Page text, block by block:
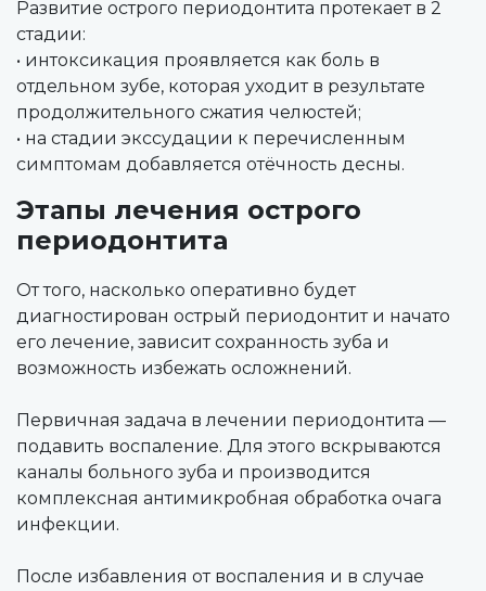
Развитие острого периодонтита протекает в 2
стадии:
• интоксикация проявляется как боль в
отдельном зубе, которая уходит в результате
продолжительного сжатия челюстей;
• на стадии экссудации к перечисленным
симптомам добавляется отёчность десны.
Этапы лечения острого
периодонтита
От того, насколько оперативно будет
диагностирован острый периодонтит и начато
его лечение, зависит сохранность зуба и
возможность избежать осложнений.
Первичная задача в лечении периодонтита —
подавить воспаление. Для этого вскрываются
каналы больного зуба и производится
комплексная антимикробная обработка очага
инфекции.
После избавления от воспаления и в случае